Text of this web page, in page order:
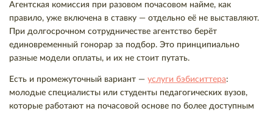
Агентская комиссия при разовом почасовом найме, как
правило, уже включена в ставку — отдельно её не выставляют.
При долгосрочном сотрудничестве агентство берёт
единовременный гонорар за подбор. Это принципиально
разные модели оплаты, и их не стоит путать.
Есть и промежуточный вариант — услуги бэбиситтера:
молодые специалисты или студенты педагогических вузов,
которые работают на почасовой основе по более доступным